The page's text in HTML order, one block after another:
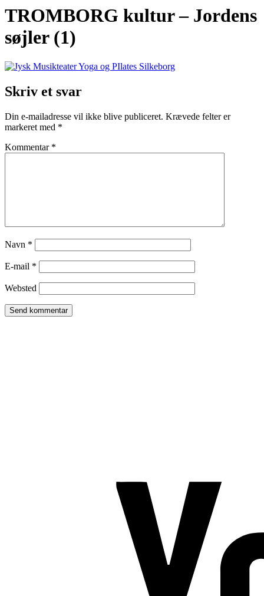
TROMBORG kultur – Jordens
søjler (1)
Skriv et svar
Din e-mailadresse vil ikke blive publiceret. Krævede felter er
markeret med *
Kommentar *
Navn *
E-mail *
Websted